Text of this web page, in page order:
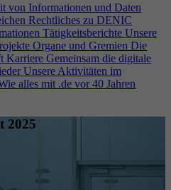
von Informationen und Daten
Rechtliches zu DENIC
Tätigkeitsberichte Unsere
Organe und Gremien Die
Karriere Gemeinsam die digitale
Unsere Aktivitäten im
alles mit .de vor 40 Jahren
2025